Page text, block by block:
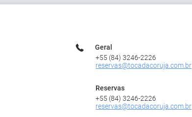
Geral
+55 (84) 3246-2226
reservas@tocadacoruja.com.br
Reservas
+55 (84) 3246-2226
reservas@tocadacoruja.com.br